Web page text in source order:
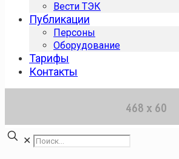
Вести ТЭК
Публикации
Персоны
Оборудование
Тарифы
Контакты
✕